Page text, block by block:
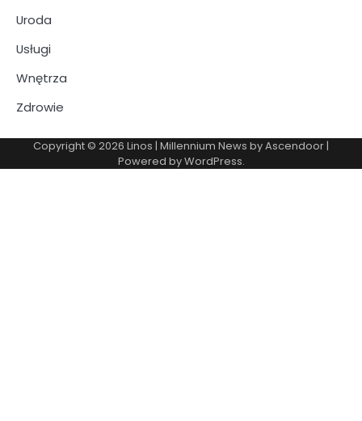
Uroda
Usługi
Wnętrza
Zdrowie
Copyright © 2026 Linos | Millennium News byAscendoor|
Powered byWordPress.